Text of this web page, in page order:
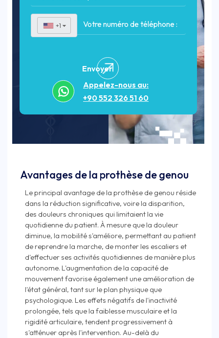
+1 ▼
Envoyer
Appelez-nous au:
+90 552 326 51 60
Avantages de la prothèse de genou
Le principal avantage de la prothèse de genou réside
dans la réduction significative, voire la disparition,
des douleurs chroniques qui limitaient la vie
quotidienne du patient. À mesure que la douleur
diminue, la mobilité s'améliore, permettant au patient
de reprendre la marche, de monter les escaliers et
d'effectuer ses activités quotidiennes de manière plus
autonome. L'augmentation de la capacité de
mouvement favorise également une amélioration de
l'état général, tant sur le plan physique que
psychologique. Les effets négatifs de l'inactivité
prolongée, tels que la faiblesse musculaire et la
rigidité articulaire, tendent progressivement à
s'atténuer après l'intervention. Au-delà du